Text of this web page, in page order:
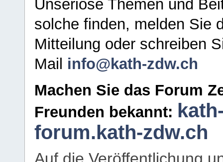
Unseriöse Themen und
solche finden, melden Sie
Mitteilung oder schreiben
Mail info@kath-zdw.ch
Machen Sie das Forum
Freunden bekannt:
forum.kath-zdw.ch
Auf die Veröffentlichung